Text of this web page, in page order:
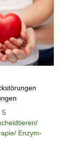
5
Enzym-